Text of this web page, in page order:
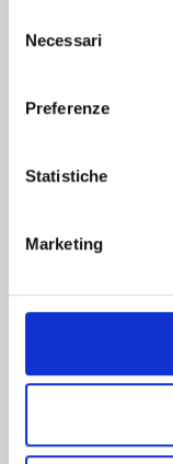
delNecessari
Preferenze
Statistiche
Marketing